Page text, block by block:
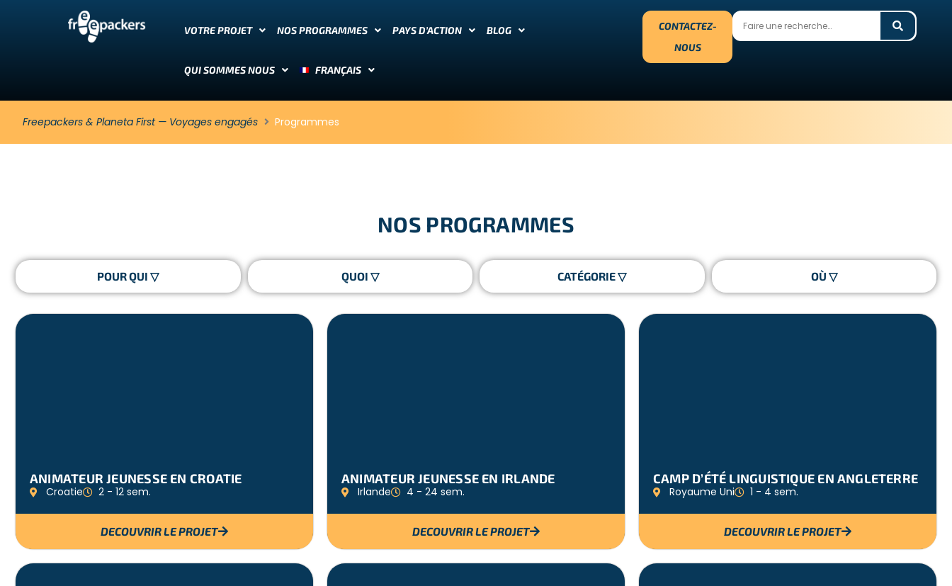
VOTRE PROJET NOS PROGRAMMES PAYS D’ACTION BLOG
QUI SOMMES NOUS FRANÇAIS
CONTACTEZ-
NOUS
Freepackers & Planeta First — Voyages engagés Programmes
NOS PROGRAMMES
ANIMATEUR JEUNESSE EN CROATIE
Croatie 2 - 12 sem.
DECOUVRIR LE PROJET
ANIMATEUR JEUNESSE EN IRLANDE
Irlande 4 - 24 sem.
DECOUVRIR LE PROJET
CAMP D’ÉTÉ LINGUISTIQUE EN ANGLETERRE
Royaume Uni 1 - 4 sem.
DECOUVRIR LE PROJET